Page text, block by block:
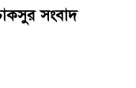
সংবাদ